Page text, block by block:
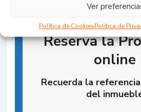
Ver
Política de CookiesPolítica de
Reserva la
online
Recuerda la
del